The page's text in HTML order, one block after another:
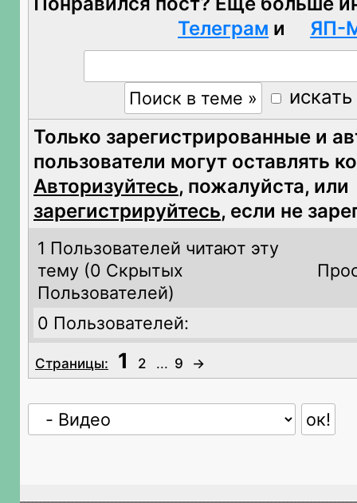
Телеграм и ЯП-
Только зарегистрированные и
пользователи могут оставлять
Авторизуйтесь, пожалуйста, или
зарегистрируйтесь, если не
1 Пользователей читают эту
тему (0 Скрытых
Пользователей)
0 Пользователей:
Страницы: 1 2 ... 9 →